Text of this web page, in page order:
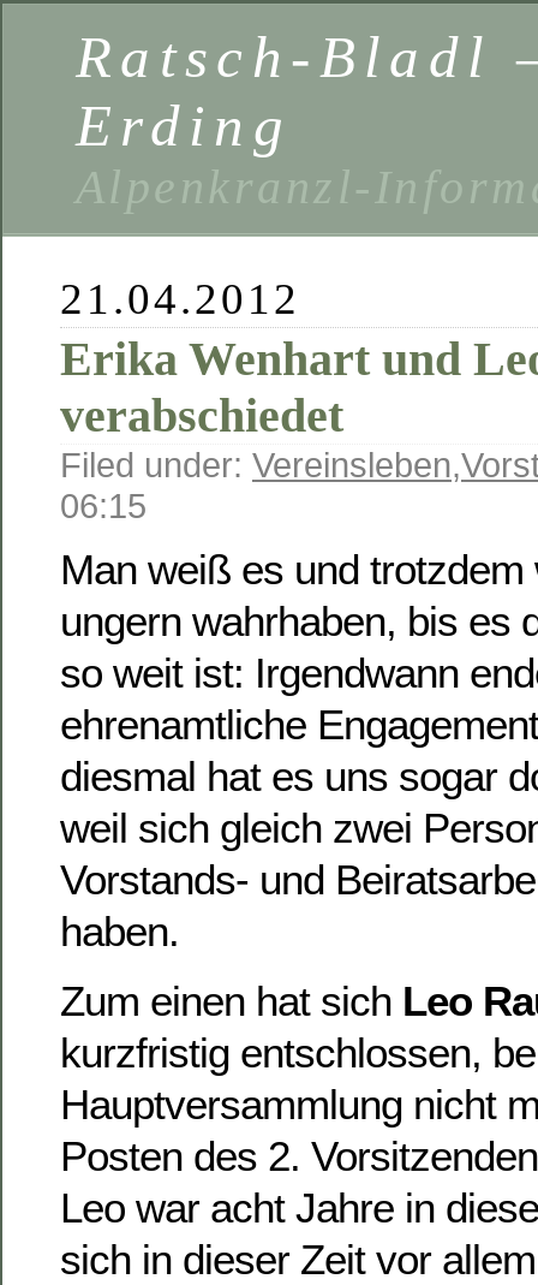
Ratsch-Bladl
Erding
Alpenkranzl-
21.04.2012
Erika Wenhart und
verabschiedet
Filed under: Vereinsleben,
06:15
Man weiß es und
ungern wahrhaben, bis es
so weit ist: Irgendwann
ehrenamtliche
diesmal hat es uns sogar
weil sich gleich zwei
Vorstands- und
haben.
Zum einen hat sich Leo
kurzfristig entschlossen,
Hauptversammlung nicht
Posten des 2.
Leo war acht Jahre in
sich in dieser Zeit vor